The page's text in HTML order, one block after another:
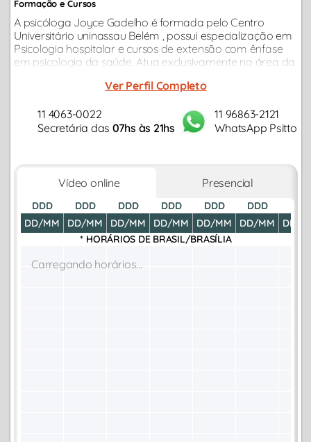
Formação e Cursos
A psicóloga Joyce Gadelho é formada pelo Centro
Universitário uninassau Belém , possui especialização em
Psicologia hospitalar e cursos de extensão com ênfase
em psicologia da saúde. Atua exclusivamente na área da
auxiliando no processo...Ver Perfil Completo
11 4063-0022
Secretária das 07hs às 21hs
11 96863-2121
WhatsApp Psitto
Vídeo online Presencial
DDD
DD/MM
DDD
DD/MM
DDD
DD/MM
DDD
DD/MM
DDD
DD/MM
DDD
DD/MM
DD/
* HORÁRIOS DE BRASIL/BRASÍLIA
Carregando horários...